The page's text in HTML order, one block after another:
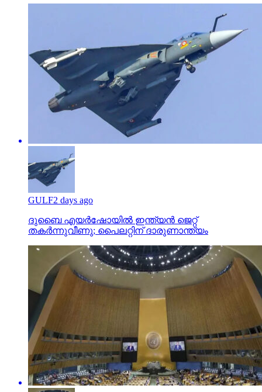
GULF2 days ago
ദുബൈ എയര്‍ഷോയില്‍ ഇന്ത്യന്‍ ജെറ്റ്
തകര്‍ന്നുവീണു; പൈലറ്റിന് ദാരുണാന്ത്യം